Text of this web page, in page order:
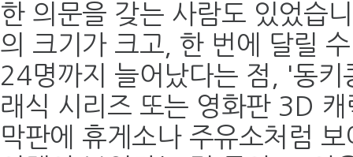
한 의문을 갖는 사람도 있었습
의 크기가 크고, 한 번에 달릴
24명까지 늘어났다는 점, '동
래식 시리즈 또는 영화판 3D
막판에 휴게소나 주유소처럼